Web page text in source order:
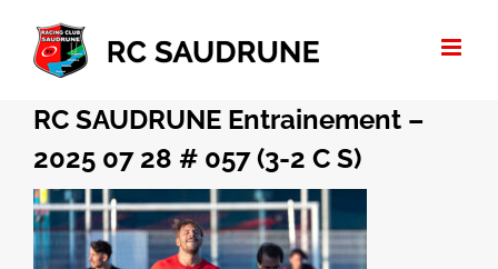
Passer
contenu
RC SAUDRUNE Entrainement –
2025 07 28 # 057 (3-2 C S)